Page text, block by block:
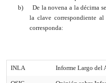
b)
De la novena a la décima
la clave correspondiente
corresponda:
INLA Informe Largo del